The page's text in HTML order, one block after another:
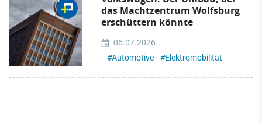
das Machtzentrum Wolfsburg
erschüttern könnte
06.07.2026
#Automotive #Elektromobilität